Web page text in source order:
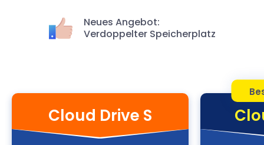
Neues Angebot:
Verdoppelter Speicherplatz
Cloud Drive S